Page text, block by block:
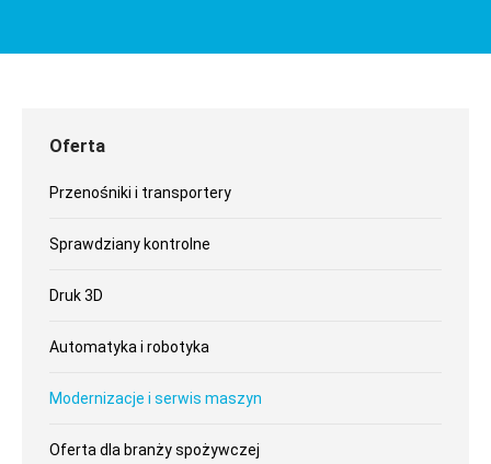
Oferta
Przenośniki i transportery
Sprawdziany kontrolne
Druk 3D
Automatyka i robotyka
Modernizacje i serwis maszyn
Oferta dla branży spożywczej